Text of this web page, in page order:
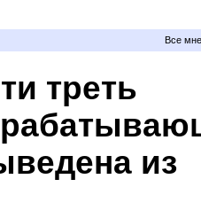
Все
треть
из